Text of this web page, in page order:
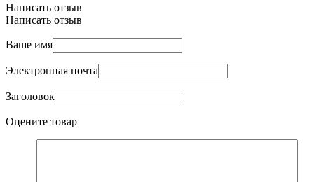
Написать отзыв
Написать отзыв
Ваше имя
Электронная почта
Заголовок
Оцените товар